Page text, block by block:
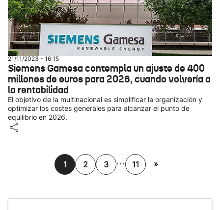
21/11/2023 - 16:15
Siemens Gamesa contempla un ajuste de 400
millones de euros para 2026, cuando volvería a
la rentabilidad
El objetivo de la multinacional es simplificar la organización y
optimizar los costes generales para alcanzar el punto de
equilibrio en 2026.
1 2 3 ... 11 »